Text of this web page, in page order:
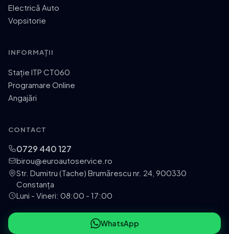
Electrică Auto
Vopsitorie
INFORMAȚII
Stație ITP CT060
Programare Online
Angajări
CONTACT
0729 440 127
birou@euroautoservice.ro
Str. Dumitru (Tache) Brumărescu nr. 24, 900330
Constanța
Luni - Vineri: 08:00 - 17:00
WhatsApp